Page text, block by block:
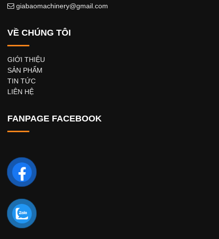
giabaomachinery@gmail.com
VỀ CHÚNG TÔI
GIỚI THIỆU
SẢN PHẨM
TIN TỨC
LIÊN HỆ
FANPAGE FACEBOOK